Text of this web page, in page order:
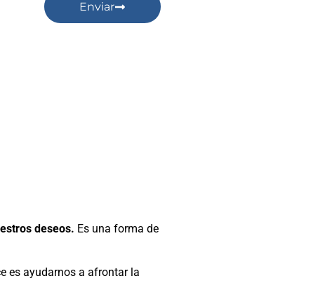
Enviar
deseos. Es una forma de
es ayudarnos a afrontar la